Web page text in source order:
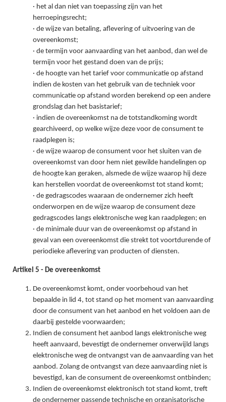
· het al dan niet van toepassing zijn van het
herroepingsrecht;
· de wijze van betaling, aflevering of uitvoering van de
overeenkomst;
· de termijn voor aanvaarding van het aanbod, dan wel de
termijn voor het gestand doen van de prijs;
· de hoogte van het tarief voor communicatie op afstand
indien de kosten van het gebruik van de techniek voor
communicatie op afstand worden berekend op een andere
grondslag dan het basistarief;
· indien de overeenkomst na de totstandkoming wordt
gearchiveerd, op welke wijze deze voor de consument te
raadplegen is;
· de wijze waarop de consument voor het sluiten van de
overeenkomst van door hem niet gewilde handelingen op
de hoogte kan geraken, alsmede de wijze waarop hij deze
kan herstellen voordat de overeenkomst tot stand komt;
· de gedragscodes waaraan de ondernemer zich heeft
onderworpen en de wijze waarop de consument deze
gedragscodes langs elektronische weg kan raadplegen; en
· de minimale duur van de overeenkomst op afstand in
geval van een overeenkomst die strekt tot voortdurende of
periodieke aflevering van producten of diensten.
Artikel 5 - De overeenkomst
De overeenkomst komt, onder voorbehoud van het
bepaalde in lid 4, tot stand op het moment van aanvaarding
door de consument van het aanbod en het voldoen aan de
daarbij gestelde voorwaarden;
Indien de consument het aanbod langs elektronische weg
heeft aanvaard, bevestigt de ondernemer onverwijld langs
elektronische weg de ontvangst van de aanvaarding van het
aanbod. Zolang de ontvangst van deze aanvaarding niet is
bevestigd, kan de consument de overeenkomst ontbinden;
Indien de overeenkomst elektronisch tot stand komt, treft
de ondernemer passende technische en organisatorische